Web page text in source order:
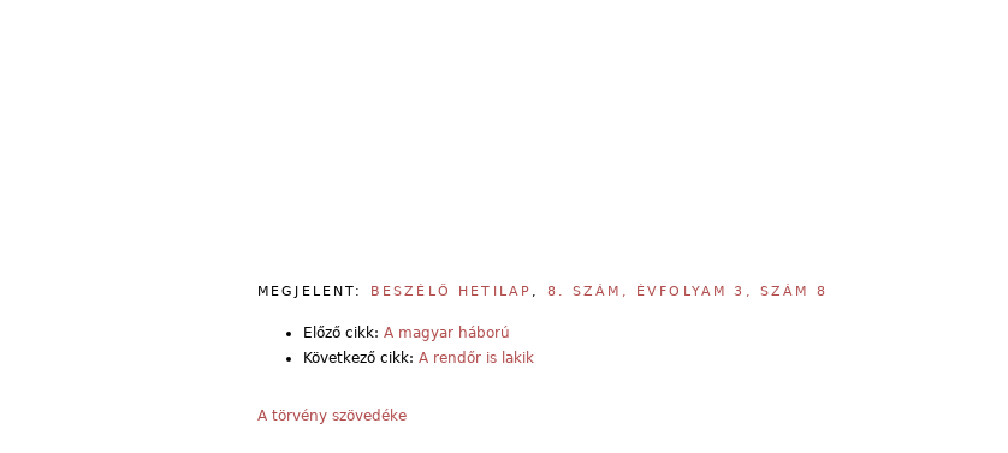
MEGJELENT: BESZÉLŐ HETILAP 8. SZÁM, ÉVFOLYAM 3, SZÁM 8
Előző cikk: A magyar háború
Következő cikk: A rendőr is lakik
A törvény szövedéke